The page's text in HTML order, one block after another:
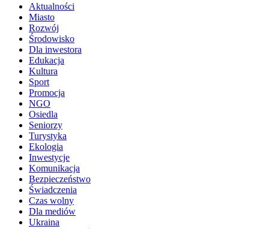
Aktualności
Miasto
Rozwój
Środowisko
Dla inwestora
Edukacja
Kultura
Sport
Promocja
NGO
Osiedla
Seniorzy
Turystyka
Ekologia
Inwestycje
Komunikacja
Bezpieczeństwo
Świadczenia
Czas wolny
Dla mediów
Ukraina